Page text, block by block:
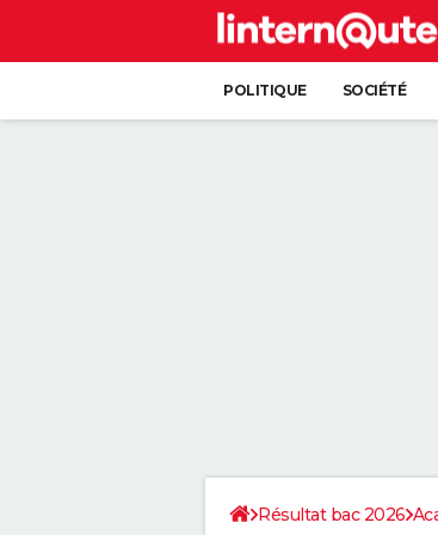
POLITIQUE SOCIÉTÉ
Résultat bac 2026